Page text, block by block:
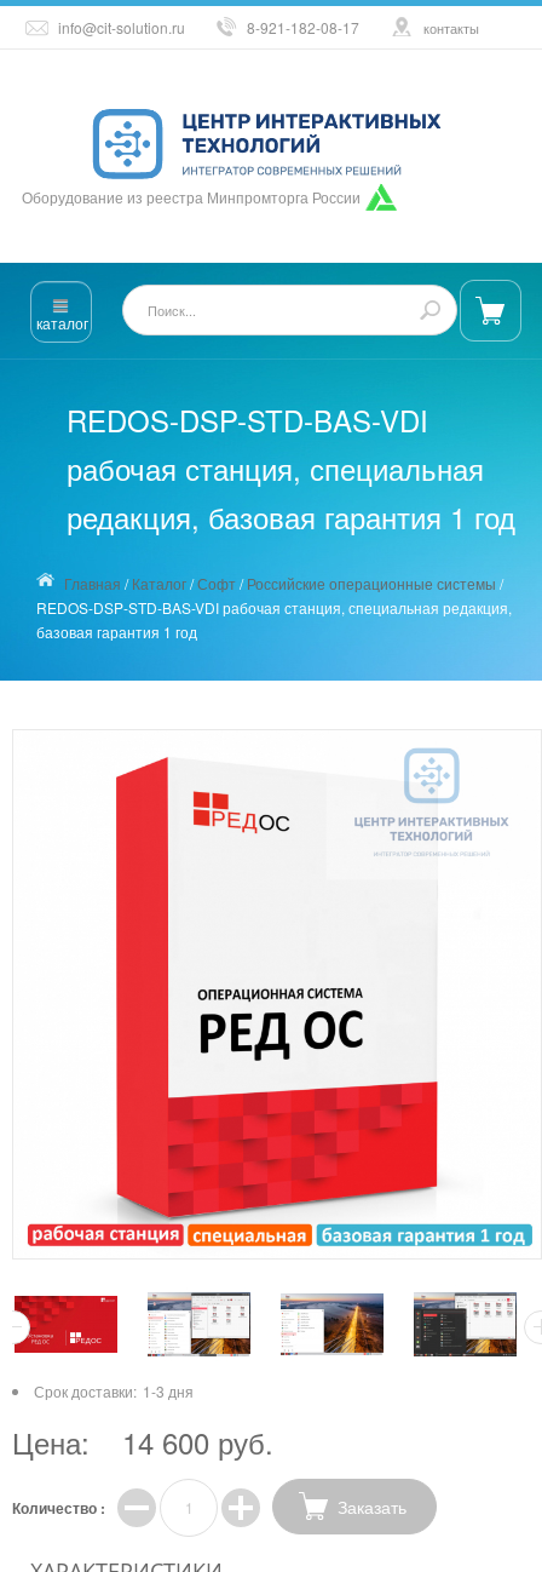
info@cit-solution.ru 8-921-182-08-17 контакты
Оборудование из реестра Минпромторга России
каталог
REDOS-DSP-STD-BAS-VDI
рабочая станция, специальная
редакция, базовая гарантия 1 год
Главная /Каталог/Софт/Российские операционные системы /
REDOS-DSP-STD-BAS-VDI рабочая станция, специальная редакция,
базовая гарантия 1 год
Срок доставки: 1-3 дня
Цена: 14 600 руб.
Количество : Заказать